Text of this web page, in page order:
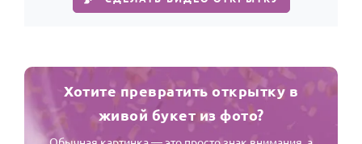
Хотите превратить открытку в
живой букет из фото?